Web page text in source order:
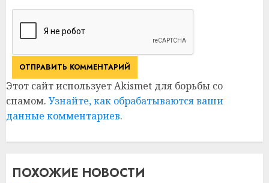
Этот сайт использует Akismet для борьбы со
спамом. Узнайте, как обрабатываются ваши
данные комментариев.
ПОХОЖИЕ НОВОСТИ